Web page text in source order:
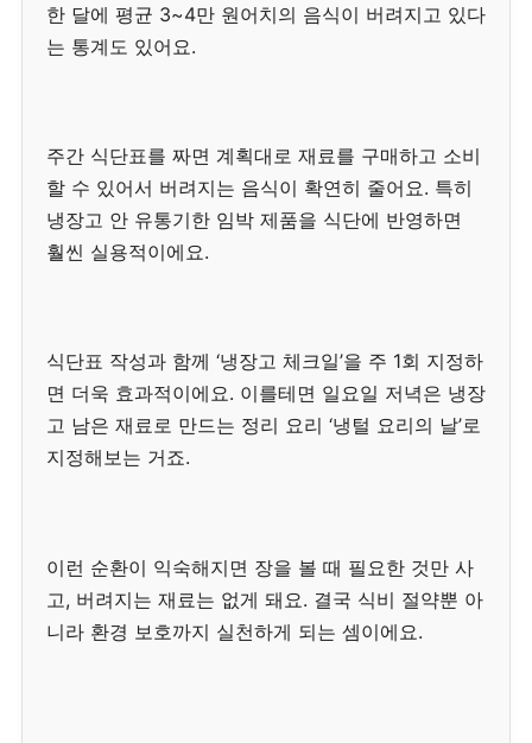
한 달에 평균 3~4만 원어치의 음식이 버려지고 있다
는 통계도 있어요.
주간 식단표를 짜면 계획대로 재료를 구매하고 소비
할 수 있어서 버려지는 음식이 확연히 줄어요. 특히
냉장고 안 유통기한 임박 제품을 식단에 반영하면
훨씬 실용적이에요.
식단표 작성과 함께 ‘냉장고 체크일’을 주 1회 지정하
면 더욱 효과적이에요. 이를테면 일요일 저녁은 냉장
고 남은 재료로 만드는 정리 요리 ‘냉털 요리의 날’로
지정해보는 거죠.
이런 순환이 익숙해지면 장을 볼 때 필요한 것만 사
고, 버려지는 재료는 없게 돼요. 결국 식비 절약뿐 아
니라 환경 보호까지 실천하게 되는 셈이에요.